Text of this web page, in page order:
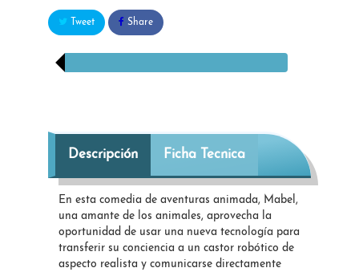
Tweet Share
Descripción Ficha Tecnica
En esta comedia de aventuras animada, Mabel,
una amante de los animales, aprovecha la
oportunidad de usar una nueva tecnología para
transferir su conciencia a un castor robótico de
aspecto realista y comunicarse directamente